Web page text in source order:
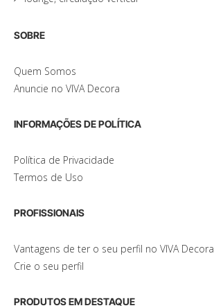
SOBRE
Quem Somos
Anuncie no VIVA Decora
INFORMAÇÕES DE POLÍTICA
Política de Privacidade
Termos de Uso
PROFISSIONAIS
Vantagens de ter o seu perfil no VIVA Decora
Crie o seu perfil
PRODUTOS EM DESTAQUE